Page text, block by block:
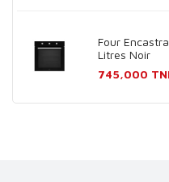
Four
Litres Noir
Prix
745,000